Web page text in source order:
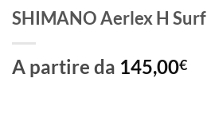
SHIMANO Aerlex H Surf
A partire da 145,00€